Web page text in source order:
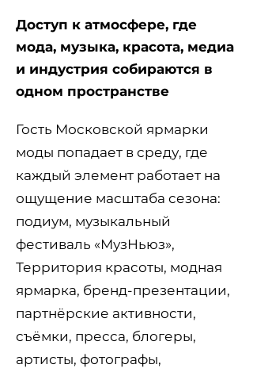
Доступ к атмосфере, где
мода, музыка, красота, медиа
и индустрия собираются в
одном пространстве
Гость Московской ярмарки
моды попадает в среду, где
каждый элемент работает на
ощущение масштаба сезона:
подиум, музыкальный
фестиваль «МузНьюз»,
Территория красоты, модная
ярмарка, бренд-презентации,
партнёрские активности,
съёмки, пресса, блогеры,
артисты, фотографы,